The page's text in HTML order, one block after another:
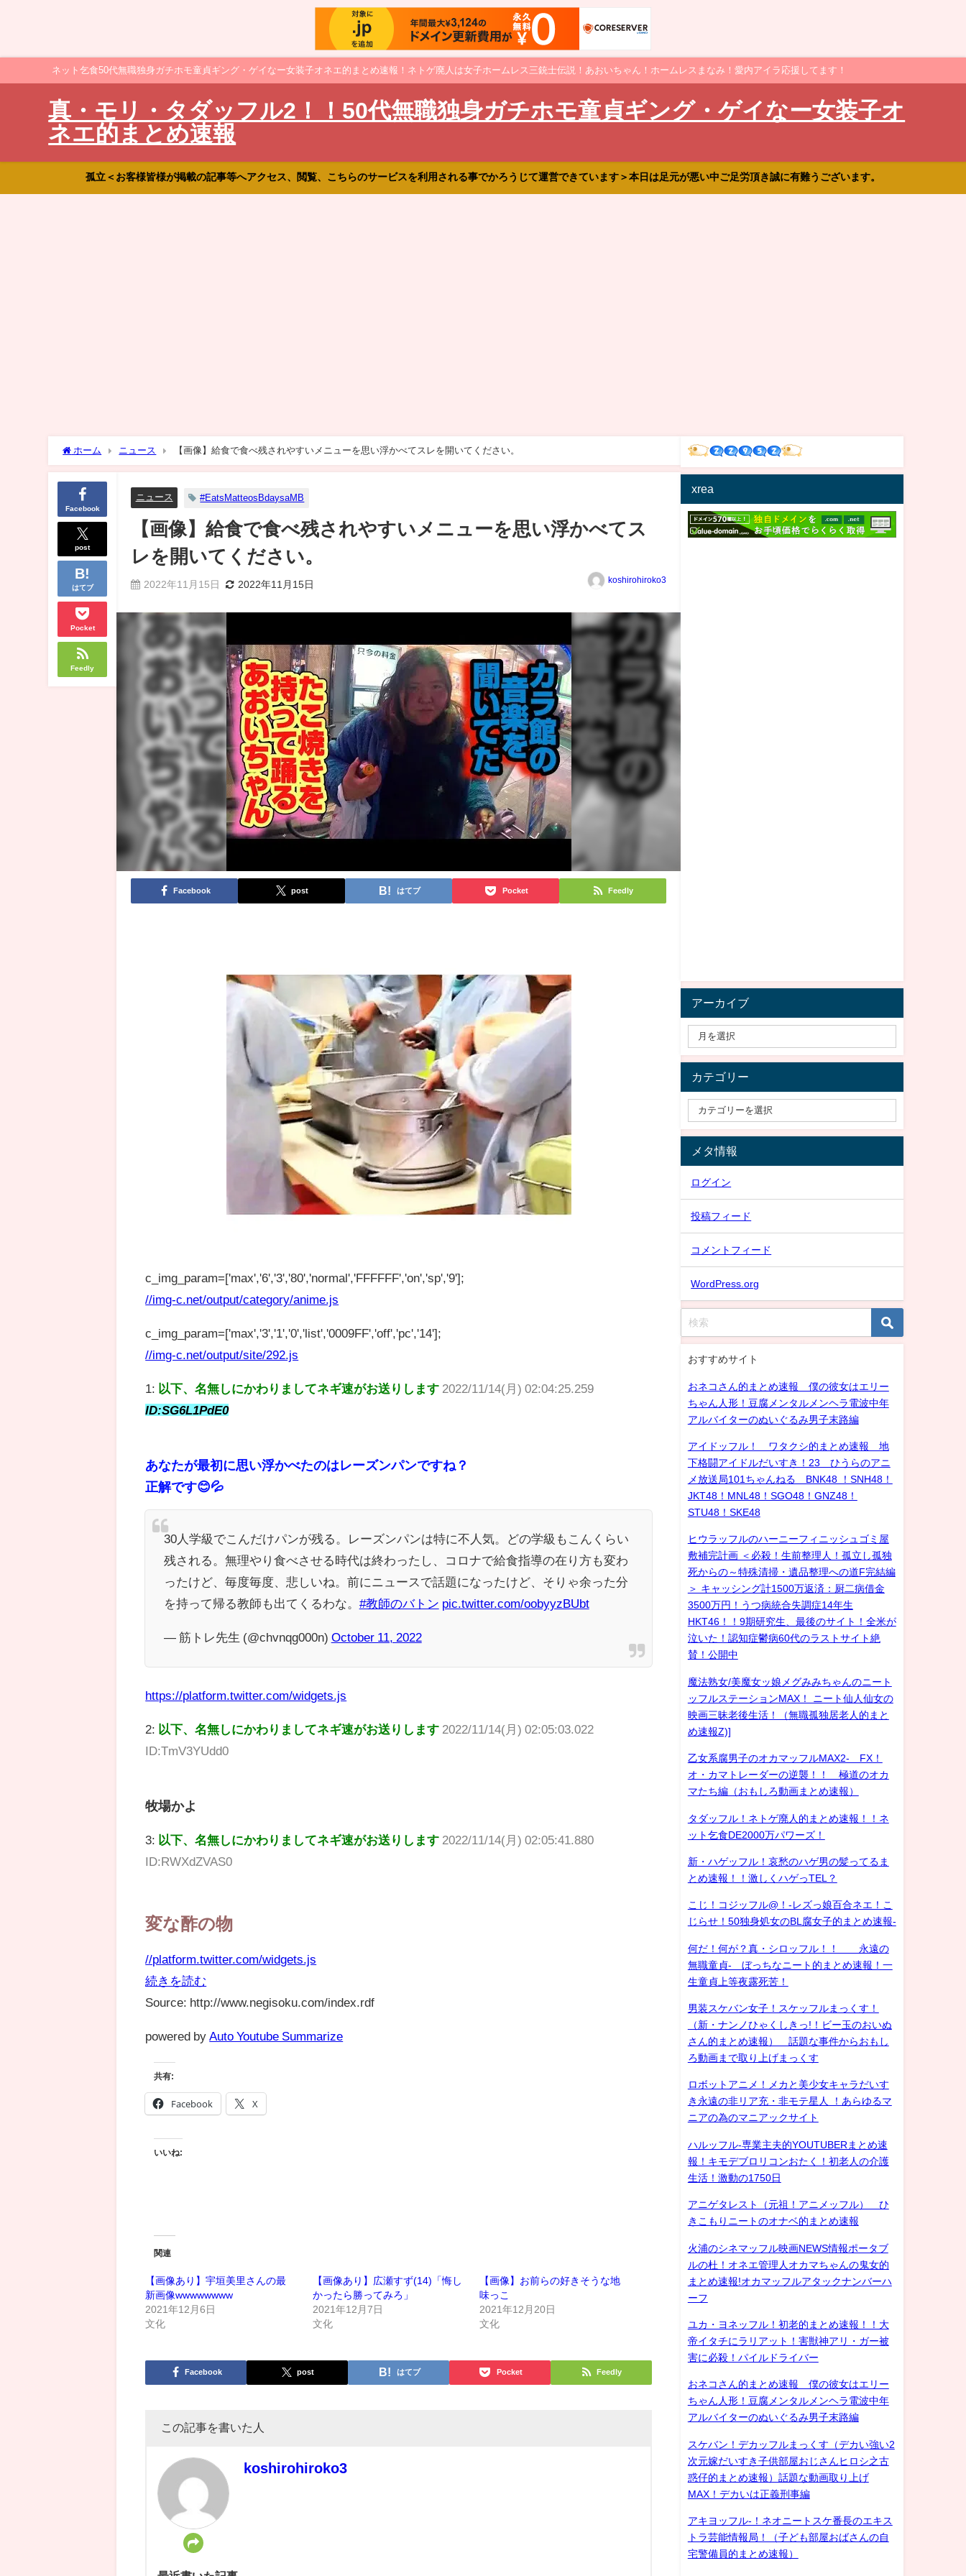
ネット乞食50代無職独身ガチホモ童貞ギング・ゲイなー女装子オネエ的まとめ速報！ネトゲ廃人は女子ホームレス三銃士伝説！あおいちゃん！ホームレスまなみ！愛内アイラ応援してます！
真・モリ・タダッフル2！！50代無職独身ガチホモ童貞ギング・ゲイなー女装子オ
ネエ的まとめ速報
孤立＜お客様皆様が掲載の記事等へアクセス、閲覧、こちらのサービスを利用される事でかろうじて運営できています＞本日は足元が悪い中ご足労頂き誠に有難うございます。
ホーム ニュース 【画像】給食で食べ残されやすいメニューを思い浮かべてスレを開いてください。
Facebook
post
はてブ
Pocket
Feedly
ニュース #EatsMatteosBdaysaMB
【画像】給食で食べ残されやすいメニューを思い浮かべてス
レを開いてください。
2022年11月15日 2022年11月15日 koshirohiroko3
Facebook post はてブ Pocket Feedly
c_img_param=['max','6','3','80','normal','FFFFFF','on','sp','9'];
//img-c.net/output/category/anime.js
c_img_param=['max','3','1','0','list','0009FF','off','pc','14'];
//img-c.net/output/site/292.js
1: 以下、名無しにかわりましてネギ速がお送りします 2022/11/14(月) 02:04:25.259
ID:SG6L1PdE0
あなたが最初に思い浮かべたのはレーズンパンですね？
正解です😊💦
30人学級でこんだけパンが残る。レーズンパンは特に不人気。どの学級もこんくらい
残される。無理やり食べさせる時代は終わったし、コロナで給食指導の在り方も変わ
ったけど、毎度毎度、悲しいね。前にニュースで話題になったけど、そりゃ余った分
を持って帰る教師も出てくるわな。 #教師のバトン pic.twitter.com/oobyyzBUbt
— 筋トレ先生 (@chvnqg000n) October 11, 2022
https://platform.twitter.com/widgets.js
2: 以下、名無しにかわりましてネギ速がお送りします 2022/11/14(月) 02:05:03.022
ID:TmV3YUdd0
牧場かよ
3: 以下、名無しにかわりましてネギ速がお送りします 2022/11/14(月) 02:05:41.880
ID:RWXdZVAS0
変な酢の物
//platform.twitter.com/widgets.js
続きを読む
Source: http://www.negisoku.com/index.rdf
powered by Auto Youtube Summarize
共有:
Facebook X
いいね:
関連
【画像あり】宇垣美里さんの最
新画像wwwwwwww
2021年12月6日
文化
【画像あり】広瀬すず(14)「悔し
かったら勝ってみろ」
2021年12月7日
文化
【画像】お前らの好きそうな地
味っこ
2021年12月20日
文化
Facebook post はてブ Pocket Feedly
この記事を書いた人
koshirohiroko3
xrea
アーカイブ
カテゴリー
メタ情報
ログイン
投稿フィード
コメントフィード
WordPress.org
おすすめサイト
おネコさん的まとめ速報 僕の彼女はエリー
ちゃん人形！豆腐メンタルメンヘラ電波中年
アルバイターのぬいぐるみ男子末路編
アイドッフル！ ワタクシ的まとめ速報 地
下格闘アイドルだいすき！23 ひうらのアニ
メ放送局101ちゃんねる BNK48 ！SNH48！
JKT48！MNL48！SGO48！GNZ48！
STU48！SKE48
ヒウラッフルのハーニーフィニッシュゴミ屋
敷補完計画 ＜必殺！生前整理人！孤立し孤独
死からの～特殊清掃・遺品整理への道F完結編
＞ キャッシング計1500万返済：厨二病借金
3500万円！うつ病統合失調症14年生
HKT46！！9期研究生、最後のサイト！全米が
泣いた！認知症鬱病60代のラストサイト絶
賛！公開中
魔法熟女/美魔女ッ娘メグみみちゃんのニート
ッフルステーションMAX！ ニート仙人仙女の
映画三昧老後生活！（無職孤独居老人的まと
め速報Z)]
乙女系腐男子のオカマッフルMAX2- FX！
オ・カマトレーダーの逆襲！！ 極道のオカ
マたち編（おもしろ動画まとめ速報）
タダッフル！ネトゲ廃人的まとめ速報！！ネ
ット乞食DE2000万パワーズ！
新・ハゲッフル！哀愁のハゲ男の髪ってるま
とめ速報！！激しくハゲっTEL？
こじ！コジッフル@！-レズっ娘百合ネエ！こ
じらせ！50独身処女のBL腐女子的まとめ速報-
何だ！何が？真・シロッフル！！ 永遠の
無職童貞- ぼっちなニート的まとめ速報！一
生童貞上等夜露死苦！
男装スケバン女子！スケッフルまっくす！
（新・ナンノひゃくしきっ!！ビー玉のおいぬ
さん的まとめ速報） 話題な事件からおもし
ろ動画まで取り上げまっくす
ロボットアニメ！メカと美少女キャラだいす
き永遠の非リア充・非モテ星人 ！あらゆるマ
ニアの為のマニアックサイト
ハルッフル-専業主夫的YOUTUBERまとめ速
報！キモデブロリコンおたく！初老人の介護
生活！激動の1750日
アニゲタレスト（元祖！アニメッフル） ひ
きこもりニートのオナベ的まとめ速報
火浦のシネマッフル映画NEWS情報ポータブ
ルの杜！オネエ管理人オカマちゃんの鬼女的
まとめ速報!オカマッフルアタックナンバーハ
ーフ
ユカ・ヨネッフル！初老的まとめ速報！！大
帝イタチにラリアット！害獣神アリ・ガー被
害に必殺！パイルドライバー
おネコさん的まとめ速報 僕の彼女はエリー
ちゃん人形！豆腐メンタルメンヘラ電波中年
アルバイターのぬいぐるみ男子末路編
スケバン！デカッフルまっくす（デカい強い2
次元嫁だいすき子供部屋おじさんヒロシ之古
惑仔的まとめ速報）話題な動画取り上げ
MAX！デカいは正義刑事編
アキヨッフル-！ネオニートスケ番長のエキス
トラ芸能情報局！（子ども部屋おばさんの自
宅警備員的まとめ速報）